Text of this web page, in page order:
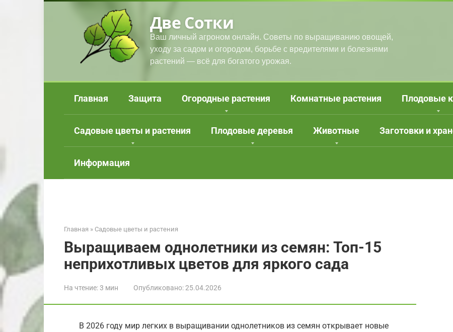
Две Сотки
Ваш личный агроном онлайн. Советы по выращиванию овощей,
уходу за садом и огородом, борьбе с вредителями и болезнями
растений — всё для богатого урожая.
Главная Защита Огородные растения Комнатные растения Плодовые
Садовые цветы и растения Плодовые деревья Животные Заготовки и
Информация
Главная » Садовые цветы и растения
Выращиваем однолетники из семян: Топ-15
неприхотливых цветов для яркого сада
На чтение:3 мин Опубликовано:25.04.2026
В 2026 году мир легких в выращивании однолетников из семян открывает новые